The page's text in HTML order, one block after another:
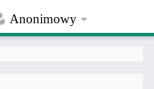
Anonimowy